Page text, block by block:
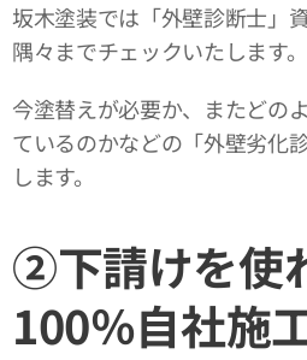
坂木塗装では「外壁診断士」
隅々までチェックいたします。
今塗替えが必要か、またどの
ているのかなどの「外壁劣化
します。
②下請けを使
100％自社施